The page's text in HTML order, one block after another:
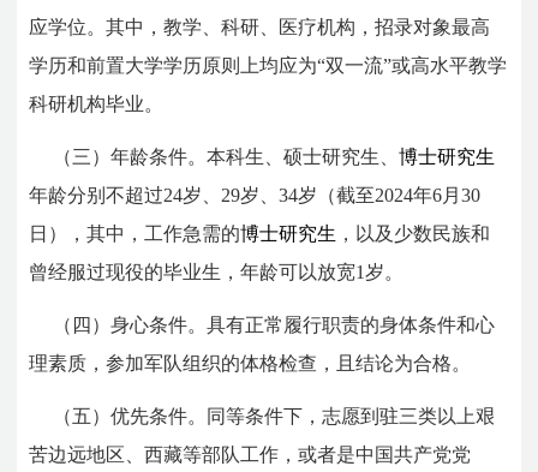
应学位。其中，教学、科研、医疗机构，招录对象最高
学历和前置大学学历原则上均应为“双一流”或高水平教学
科研机构毕业。
（三）年龄条件。本科生、硕士研究生、博士研究生
年龄分别不超过24岁、29岁、34岁（截至2024年6月30
日），其中，工作急需的博士研究生 ，以及少数民族和
曾经服过现役的毕业生，年龄可以放宽1岁。
（四）身心条件。具有正常履行职责的身体条件和心
理素质，参加军队组织的体格检查，且结论为合格。
（五）优先条件。同等条件下，志愿到驻三类以上艰
苦边远地区、西藏等部队工作，或者是中国共产党党